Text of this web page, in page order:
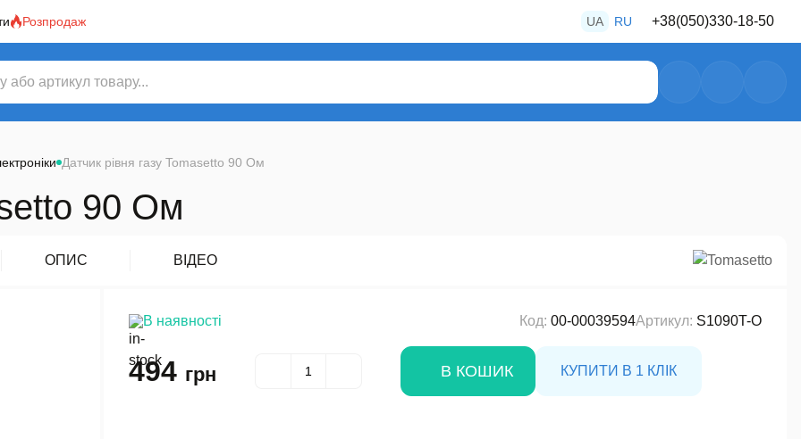
Розпродаж UA RU +38(050)330-18-50
+38(050)487-80-28
Датчик рівня газу Tomasetto 90 Ом
90 Ом
ОПИС ВІДЕО
В наявності Код: 00-00039594Артикул: S1090T-O
494 грн В КОШИК КУПИТИ В 1 КЛІК